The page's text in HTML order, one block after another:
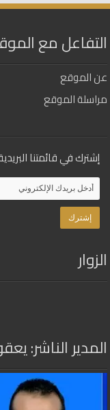
التفاعل مع
عن الموقع
مراسلة الموقع
إشترك في قائمتنا
الزوار
المدير الناشر: